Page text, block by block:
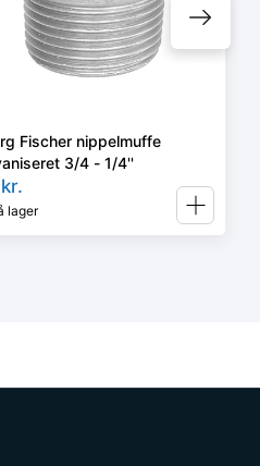
Fischer nippelmuffe
3/4 - 1/4''
kr.
lager